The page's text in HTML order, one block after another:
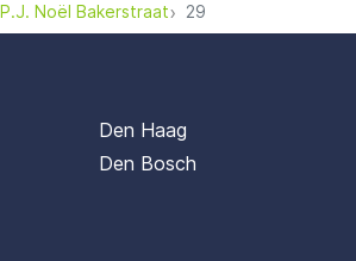
P.J. Noël Bakerstraat 29
Den Haag
Den Bosch